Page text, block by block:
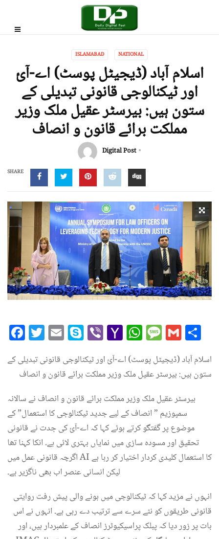
ISLAMABAD NATIONAL
اسلام آباد (ڈیجیٹل پوسٹ) اے-آئ
اور ٹیکنالوجی قانونی تبدیلی کے
ستون ہیں: بیرسٹر عقیل ملک وزیر
مملکت برائے قانون و انصاف
Digital Post
SHARE
Facebook
Twitter
EmailSkype
ViberYahoo
Mail
اسلام آباد (ڈیجیٹل پوسٹ) اے-آئ اور ٹیکنالوجی قانونی تبدیلی کے
ستون ہیں: بیرسٹر عقیل ملک وزیر مملکت برائے قانون و انصاف
بیرسٹر عقیل ملک وزیر مملکت برائے قانون و انصاف نے سالانہ
سمپوزیم ” انصاف کے لیے جدید ٹیکنالوجی کا استعمال” کے
موضوع پر گفتگو کرتے ہوئے کہا کہ اے-آئ کی جدت نے قانونی
تحقیق اور مسودہ سازی میں نمایاں بہتری لائی ہے۔ انکا کہنا تھا
اگرچہ قانونی عمل میں AI کا استعمال کلیدی کردار اختیار کر رہا ہے
لیکن انسانی عنصر اب بھی ناگزیر ہے۔
انہوں نے مزید کہا کہ ٹیکنالوجی میں ہونے والی پیش رفت روایتی
قانونی طریقوں کو نئے سرے سے ترتیب دے رہی ہے۔ انہوں نے اس
بات پر زور دیا کہ پبلک پراسیکیوٹرز انصاف کے علمبردار ہیں، اور